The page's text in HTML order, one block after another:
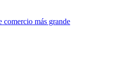
comercio más grande